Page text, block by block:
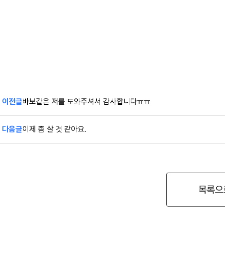
이전글바보같은 저를 도와주셔서 감사합니다ㅠㅠ
다음글이제 좀 살 것 같아요.
목록